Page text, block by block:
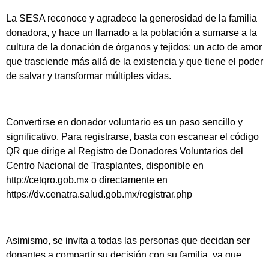
La SESA reconoce y agradece la generosidad de la familia
donadora, y hace un llamado a la población a sumarse a la
cultura de la donación de órganos y tejidos: un acto de amor
que trasciende más allá de la existencia y que tiene el poder
de salvar y transformar múltiples vidas.
Convertirse en donador voluntario es un paso sencillo y
significativo. Para registrarse, basta con escanear el código
QR que dirige al Registro de Donadores Voluntarios del
Centro Nacional de Trasplantes, disponible en
http://cetqro.gob.mx o directamente en
https://dv.cenatra.salud.gob.mx/registrar.php
Asimismo, se invita a todas las personas que decidan ser
donantes a compartir su decisión con su familia, ya que